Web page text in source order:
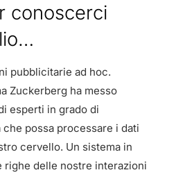
conoscerci
pubblicitarie ad hoc.
Zuckerberg ha messo
esperti in grado di
possa processare i dati
cervello. Un sistema in
righe delle nostre interazioni